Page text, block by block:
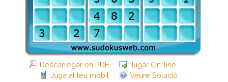
Descarregar en PDF
Jugar On-line
Juga al teu mòbil
Veure Solució